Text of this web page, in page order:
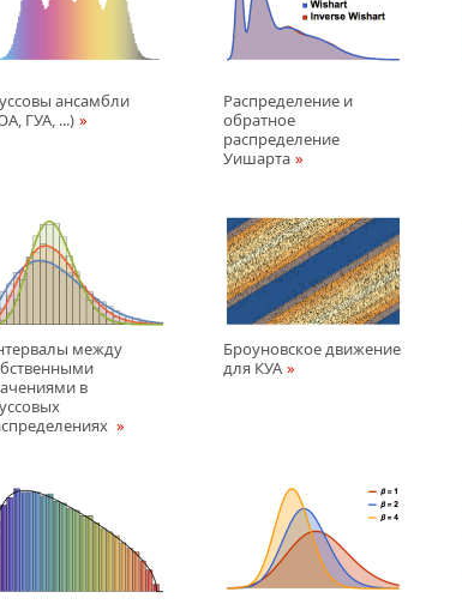
ансамбли
ГУА, ...)
Распределение и
обратное
распределение
Уишарта
между
в
Броуновское движение
для КУА